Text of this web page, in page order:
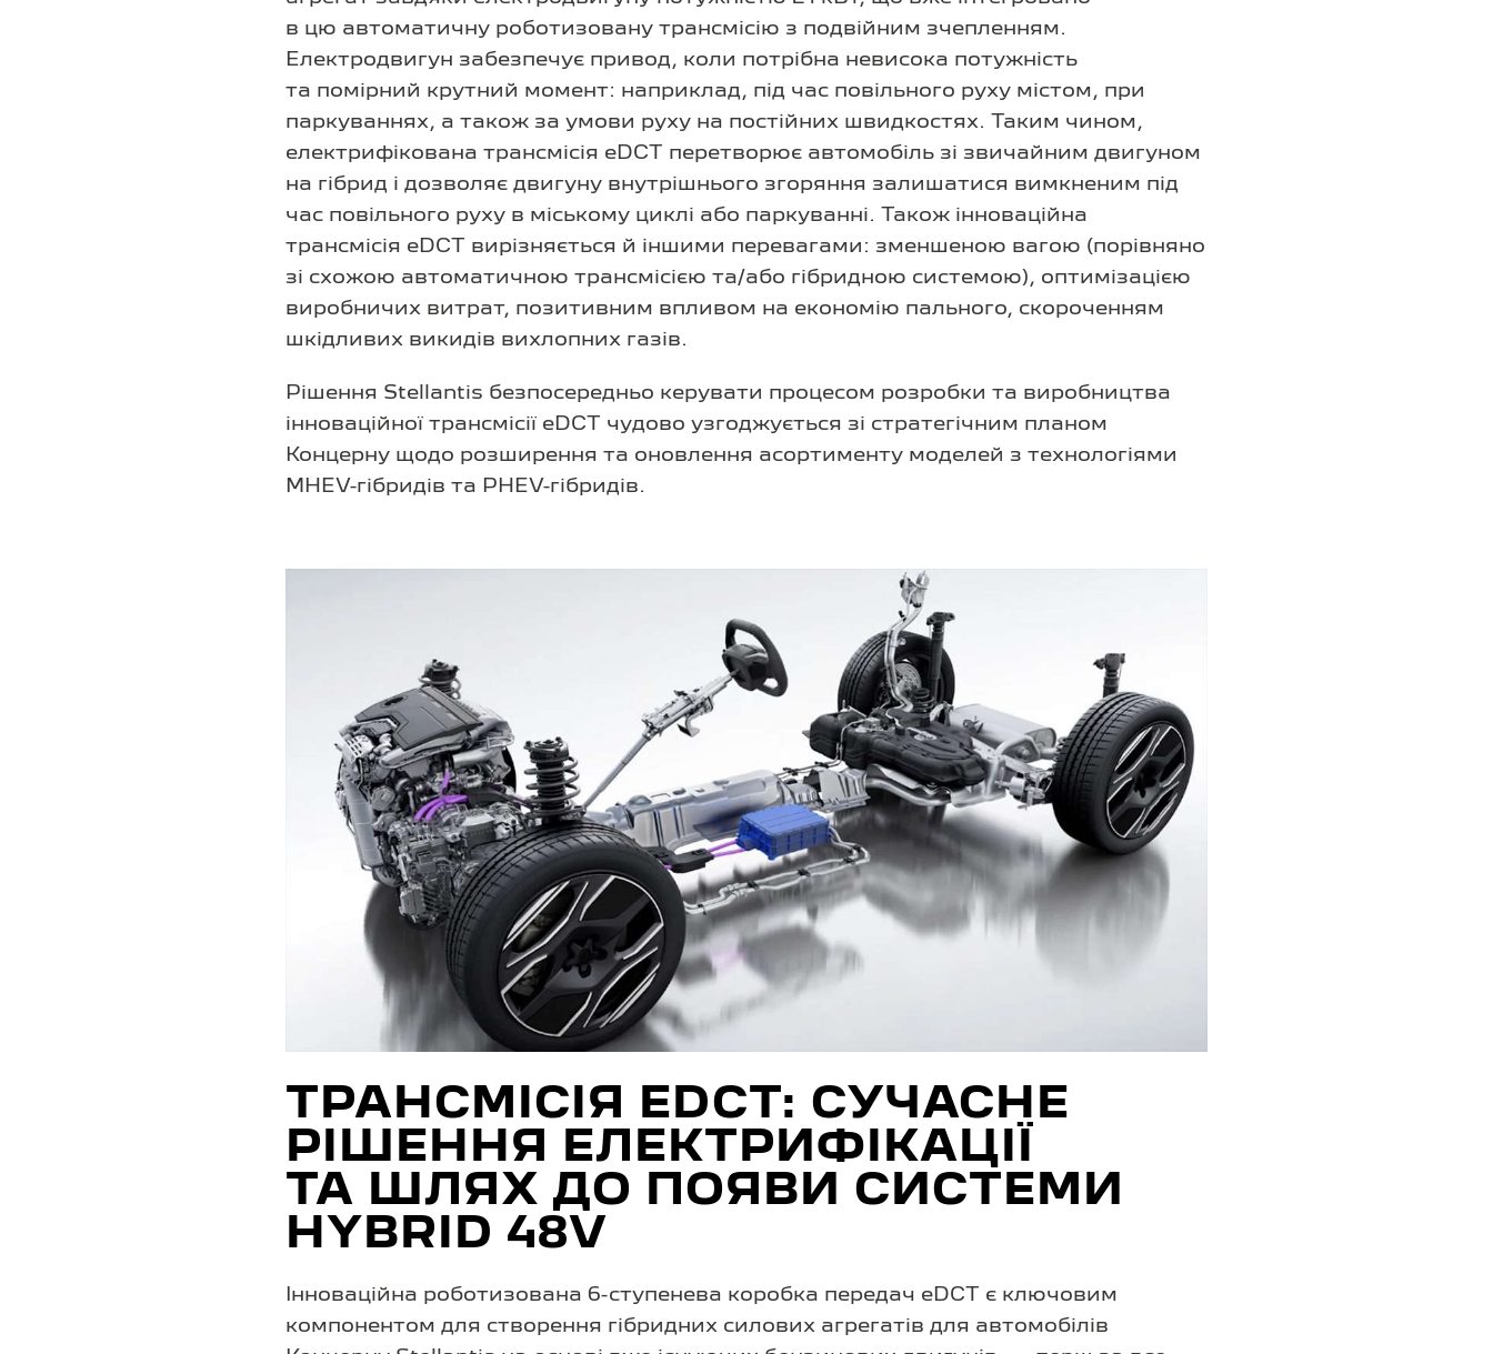
в цю автоматичну роботизовану трансмісію з подвійним зчепленням.
Електродвигун забезпечує привод, коли потрібна невисока потужність
та помірний крутний момент: наприклад, під час повільного руху містом, при
паркуваннях, а також за умови руху на постійних швидкостях. Таким чином,
електрифікована трансмісія eDCT перетворює автомобіль зі звичайним двигуном
на гібрид і дозволяє двигуну внутрішнього згоряння залишатися вимкненим під
час повільного руху в міському циклі або паркуванні. Також інноваційна
трансмісія eDCT вирізняється й іншими перевагами: зменшеною вагою (порівняно
зі схожою автоматичною трансмісією та/або гібридною системою), оптимізацією
виробничих витрат, позитивним впливом на економію пального, скороченням
шкідливих викидів вихлопних газів.
Рішення Stellantis безпосередньо керувати процесом розробки та виробництва
інноваційної трансмісії eDCT чудово узгоджується зі стратегічним планом
Концерну щодо розширення та оновлення асортименту моделей з технологіями
MHEV-гібридів та PHEV-гібридів.
ТРАНСМІСІЯ EDCT: СУЧАСНЕ
РІШЕННЯ ЕЛЕКТРИФІКАЦІЇ
ТА ШЛЯХ ДО ПОЯВИ СИСТЕМИ
HYBRID 48V
Інноваційна роботизована 6-ступенева коробка передач eDCT є ключовим
компонентом для створення гібридних силових агрегатів для автомобілів